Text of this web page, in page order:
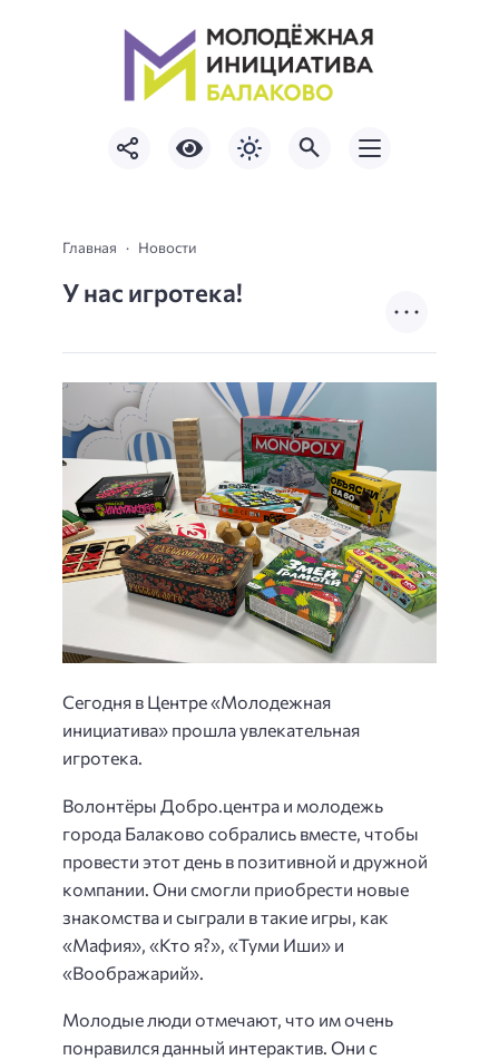
Главная Новости
У нас игротека!
Сегодня в Центре «Молодежная
инициатива» прошла увлекательная
игротека.
Волонтёры Добро.центра и молодежь
города Балаково собрались вместе, чтобы
провести этот день в позитивной и дружной
компании. Они смогли приобрести новые
знакомства и сыграли в такие игры, как
«Мафия», «Кто я?», «Туми Иши» и
«Воображарий».
Молодые люди отмечают, что им очень
понравился данный интерактив. Они с